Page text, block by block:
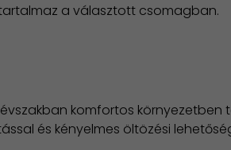
a választott csomagban.
komfortos környezetben
és kényelmes öltözési